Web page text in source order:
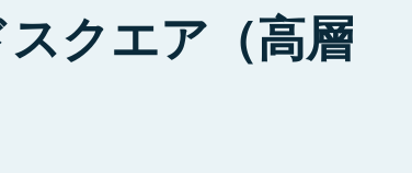
クエア（高層